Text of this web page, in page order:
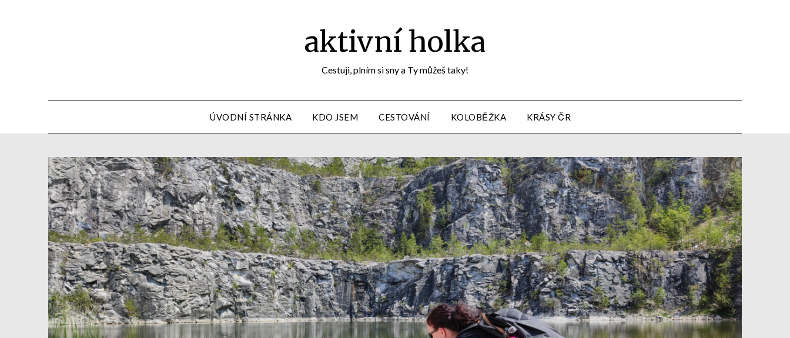
aktivní holka
Cestuji, plním si sny a Ty můžeš taky!
ÚVODNÍ STRÁNKA KDO JSEM CESTOVÁNÍ KOLOBĚŽKA KRÁSY ČR